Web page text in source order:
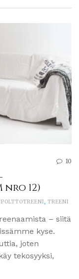
10
12)
, TREENI
– siitä
kyse.
joten
tekosyyksi,